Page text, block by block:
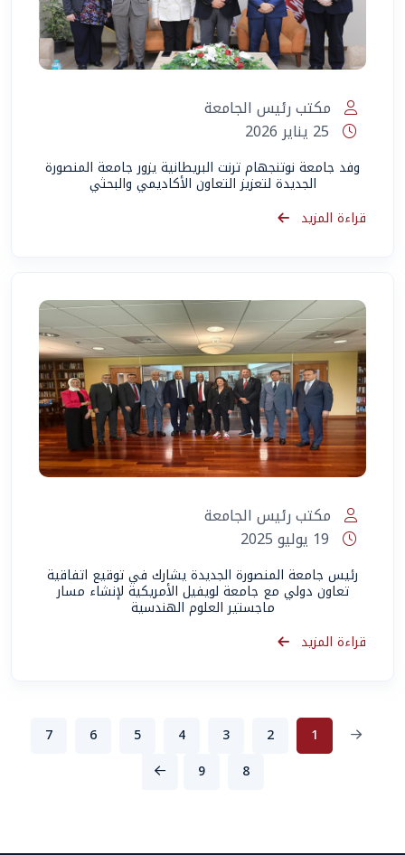
مكتب رئيس الجامعة
وفد جامعة نوتنجهام ترنت البريطانية يزور جامعة المنصورة
الجديدة لتعزيز التعاون الأكاديمي والبحثي
قراءة المزيد
مكتب رئيس الجامعة
رئيس جامعة المنصورة الجديدة يشارك في توقيع اتفاقية
تعاون دولي مع جامعة لويفيل الأمريكية لإنشاء مسار
ماجستير العلوم الهندسية
قراءة المزيد
1
2
3
4
5
6
7
8
9